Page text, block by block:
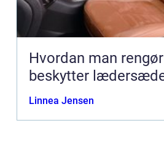
Hvordan man
beskytter
Linnea Jensen